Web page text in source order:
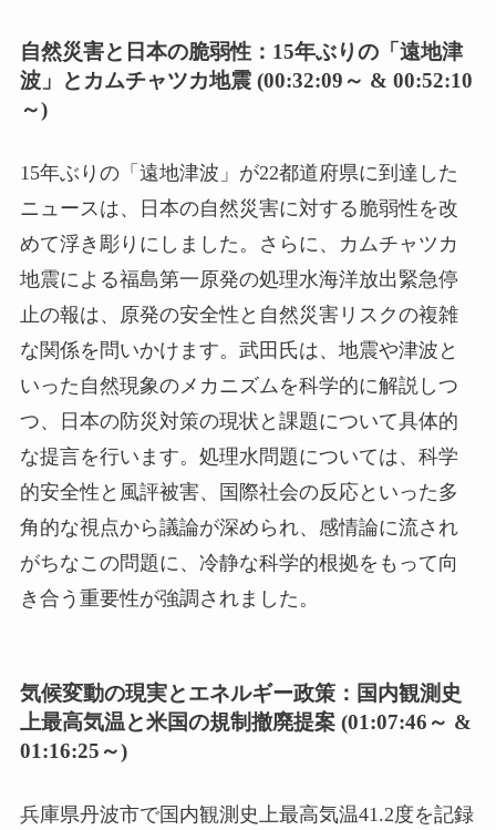
自然災害と日本の脆弱性：15年ぶりの「遠地津
波」とカムチャツカ地震 (00:32:09～ & 00:52:10
～)
15年ぶりの「遠地津波」が22都道府県に到達した
ニュースは、日本の自然災害に対する脆弱性を改
めて浮き彫りにしました。さらに、カムチャツカ
地震による福島第一原発の処理水海洋放出緊急停
止の報は、原発の安全性と自然災害リスクの複雑
な関係を問いかけます。武田氏は、地震や津波と
いった自然現象のメカニズムを科学的に解説しつ
つ、日本の防災対策の現状と課題について具体的
な提言を行います。処理水問題については、科学
的安全性と風評被害、国際社会の反応といった多
角的な視点から議論が深められ、感情論に流され
がちなこの問題に、冷静な科学的根拠をもって向
き合う重要性が強調されました。
気候変動の現実とエネルギー政策：国内観測史
上最高気温と米国の規制撤廃提案 (01:07:46～ &
01:16:25～)
兵庫県丹波市で国内観測史上最高気温41.2度を記録